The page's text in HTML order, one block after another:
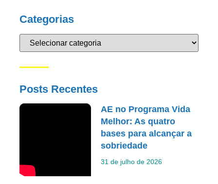
Categorias
Posts Recentes
AE no Programa Vida
Melhor: As quatro
bases para alcançar a
sobriedade
31 de julho de 2026